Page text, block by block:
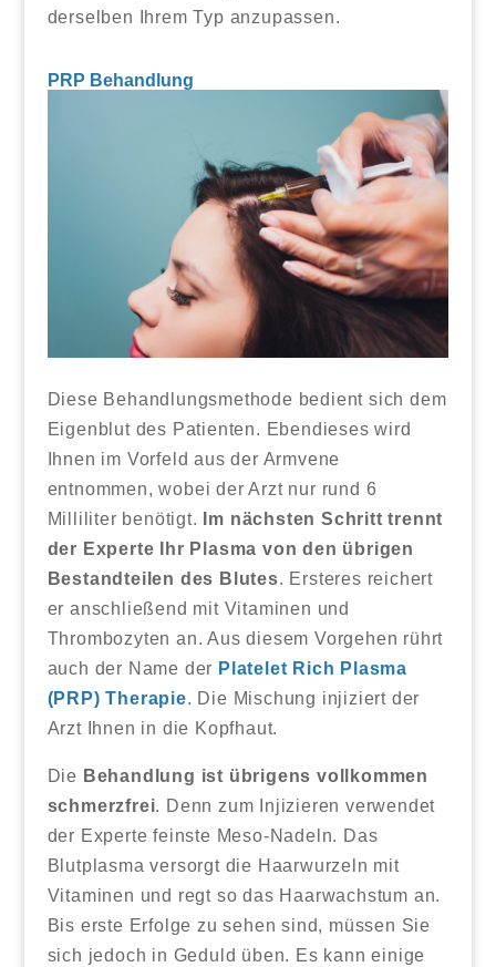
derselben Ihrem Typ anzupassen.
PRP Behandlung
Diese Behandlungsmethode bedient sich dem
Eigenblut des Patienten. Ebendieses wird
Ihnen im Vorfeld aus der Armvene
entnommen, wobei der Arzt nur rund 6
Milliliter benötigt.
Im nächsten Schritt trennt
der Experte Ihr Plasma von den übrigen
Bestandteilen des Blutes. Ersteres reichert
er anschließend mit Vitaminen und
Thrombozyten an. Aus diesem Vorgehen rührt
auch der Name der Platelet Rich Plasma
(PRP) Therapie. Die Mischung injiziert der
Arzt Ihnen in die Kopfhaut.
Die Behandlung ist übrigens vollkommen
schmerzfrei. Denn zum Injizieren verwendet
der Experte feinste Meso-Nadeln. Das
Blutplasma versorgt die Haarwurzeln mit
Vitaminen und regt so das Haarwachstum an.
Bis erste Erfolge zu sehen sind, müssen Sie
sich jedoch in Geduld üben. Es kann einige